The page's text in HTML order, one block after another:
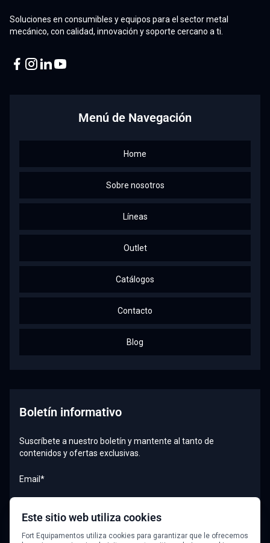
Este sitio web utiliza cookies
Fort Equipamentos utiliza cookies para garantizar que le ofrecemos
Soluciones en consumibles y equipos para el sector metal
mecánico, con calidad, innovación y soporte cercano a ti.
Menú de Navegación
Home
Sobre nosotros
Líneas
Outlet
Catálogos
Contacto
Blog
Boletín informativo
Suscríbete a nuestro boletín y mantente al tanto de
contenidos y ofertas exclusivas.
Email*
Quiero recibir el boletín